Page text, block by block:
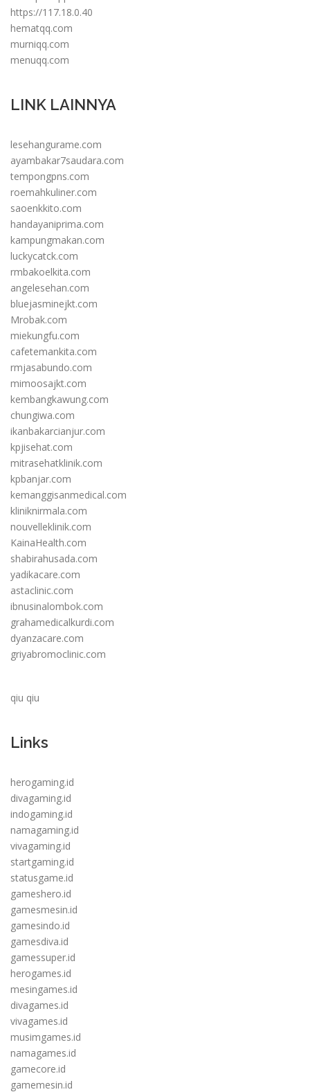
https://117.18.0.40
hematqq.com
murniqq.com
menuqq.com
LINK LAINNYA
lesehangurame.com
ayambakar7saudara.com
tempongpns.com
roemahkuliner.com
saoenkkito.com
handayaniprima.com
kampungmakan.com
luckycatck.com
rmbakoelkita.com
angelesehan.com
bluejasminejkt.com
Mrobak.com
miekungfu.com
cafetemankita.com
rmjasabundo.com
mimoosajkt.com
kembangkawung.com
chungiwa.com
ikanbakarcianjur.com
kpjisehat.com
mitrasehatklinik.com
kpbanjar.com
kemanggisanmedical.com
kliniknirmala.com
nouvelleklinik.com
KainaHealth.com
shabirahusada.com
yadikacare.com
astaclinic.com
ibnusinalombok.com
grahamedicalkurdi.com
dyanzacare.com
griyabromoclinic.com
qiu qiu
Links
herogaming.id
divagaming.id
indogaming.id
namagaming.id
vivagaming.id
startgaming.id
statusgame.id
gameshero.id
gamesmesin.id
gamesindo.id
gamesdiva.id
gamessuper.id
herogames.id
mesingames.id
divagames.id
vivagames.id
musimgames.id
namagames.id
gamecore.id
gamemesin.id